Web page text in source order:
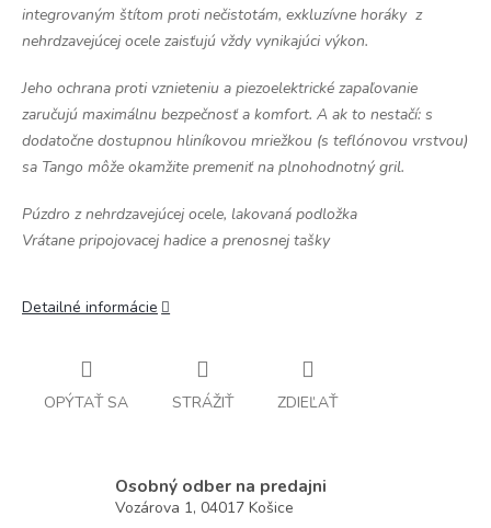
integrovaným štítom proti nečistotám, exkluzívne horáky z
nehrdzavejúcej ocele zaisťujú vždy vynikajúci výkon.
Jeho ochrana proti vznieteniu a piezoelektrické zapaľovanie
zaručujú maximálnu bezpečnosť a komfort. A ak to nestačí: s
dodatočne dostupnou hliníkovou mriežkou (s teflónovou vrstvou)
sa Tango môže okamžite premeniť na plnohodnotný gril.
Púzdro z nehrdzavejúcej ocele, lakovaná podložka
Vrátane pripojovacej hadice a prenosnej tašky
Detailné informácie
OPÝTAŤ SA STRÁŽIŤ ZDIEĽAŤ
Osobný odber na predajni
Vozárova 1, 04017 Košice